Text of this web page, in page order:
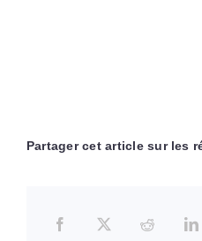
Partager cet article sur les